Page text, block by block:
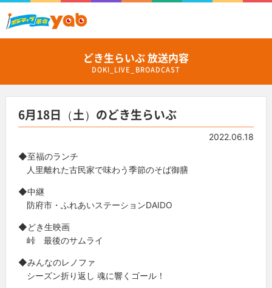
どき生らいぶ 放送内容
DOKI_LIVE_BROADCAST
6月18日（土）のどき生らいぶ
2022.06.18
◆至福のランチ
人里離れた古民家で味わう季節のそば御膳
◆中継
防府市・ふれあいステーションDAIDO
◆どき生映画
峠 最後のサムライ
◆みんなのレノファ
シーズン折り返し 魂に響くゴール！